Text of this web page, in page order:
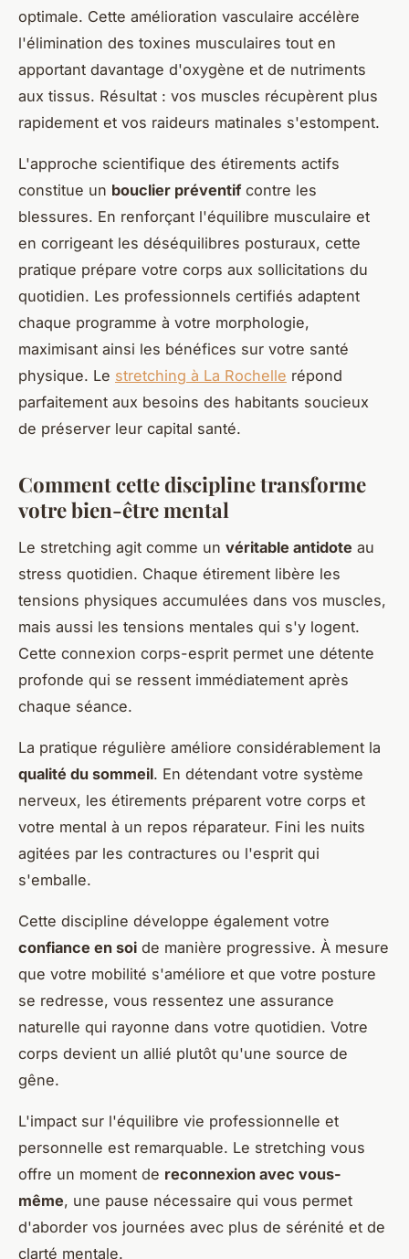
optimale. Cette amélioration vasculaire accélère
l'élimination des toxines musculaires tout en
apportant davantage d'oxygène et de nutriments
aux tissus. Résultat : vos muscles récupèrent plus
rapidement et vos raideurs matinales s'estompent.
L'approche scientifique des étirements actifs
constitue un bouclier préventifcontre les
blessures. En renforçant l'équilibre musculaire et
en corrigeant les déséquilibres posturaux, cette
pratique prépare votre corps aux sollicitations du
quotidien. Les professionnels certifiés adaptent
chaque programme à votre morphologie,
maximisant ainsi les bénéfices sur votre santé
physique. Le stretching à La Rochelle répond
parfaitement aux besoins des habitants soucieux
de préserver leur capital santé.
Comment cette discipline transforme
votre bien-être mental
Le stretching agit comme un véritable antidote au
stress quotidien. Chaque étirement libère les
tensions physiques accumulées dans vos muscles,
mais aussi les tensions mentales qui s'y logent.
Cette connexion corps-esprit permet une détente
profonde qui se ressent immédiatement après
chaque séance.
La pratique régulière améliore considérablement la
qualité du sommeil. En détendant votre système
nerveux, les étirements préparent votre corps et
votre mental à un repos réparateur. Fini les nuits
agitées par les contractures ou l'esprit qui
s'emballe.
Cette discipline développe également votre
confiance en soi de manière progressive. À mesure
que votre mobilité s'améliore et que votre posture
se redresse, vous ressentez une assurance
naturelle qui rayonne dans votre quotidien. Votre
corps devient un allié plutôt qu'une source de
gêne.
L'impact sur l'équilibre vie professionnelle et
personnelle est remarquable. Le stretching vous
offre un moment de reconnexion avec vous-
même, une pause nécessaire qui vous permet
d'aborder vos journées avec plus de sérénité et de
clarté mentale.